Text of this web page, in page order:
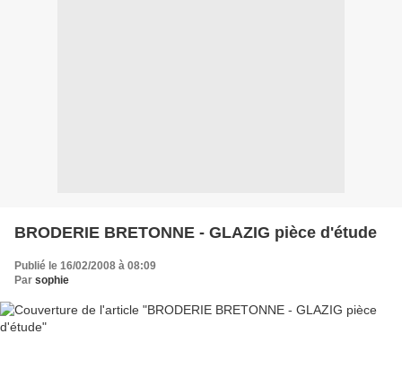
BRODERIE BRETONNE - GLAZIG pièce d'étude
Publié le 16/02/2008 à 08:09
Par sophie